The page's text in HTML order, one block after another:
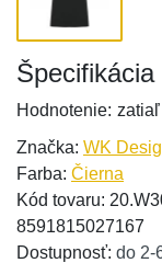
Špecifikácia
Hodnotenie: zatiaľ
Značka: WK
Farba: Čierna
Kód tovaru:
8591815027167
Dostupnosť: do 2-